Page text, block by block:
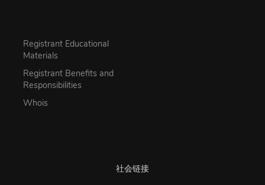
Registrant Educational
Materials
Registrant Benefits and
Responsibilities
Whois
社会链接